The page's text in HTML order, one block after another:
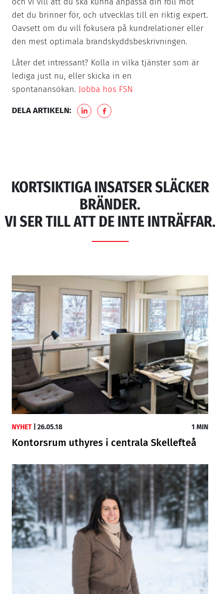
det du brinner för, och utvecklas till en riktig expert.
Oavsett om du vill fokusera på kundrelationer eller
den mest optimala brandskyddsbeskrivningen.
Låter det intressant? Kolla in vilka tjänster som är
lediga just nu, eller skicka in en
spontanansökan. Jobba hos FSN
DELA ARTIKELN:
KORTSIKTIGA INSATSER SLÄCKER
BRÄNDER.
VI SER TILL ATT DE INTE INTRÄFFAR.
NYHET 26.05.18 1 MIN
Kontorsrum uthyres i centrala Skellefteå